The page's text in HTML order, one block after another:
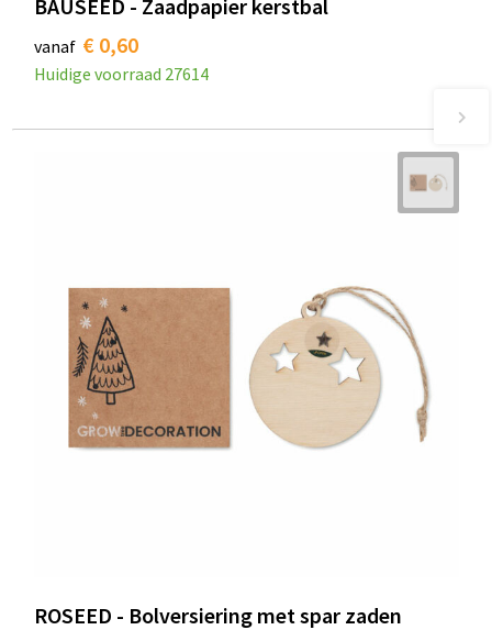
BAUSEED - Zaadpapier kerstbal
vanaf € 0,60
Huidige voorraad 27614
ROSEED - Bolversiering met spar zaden